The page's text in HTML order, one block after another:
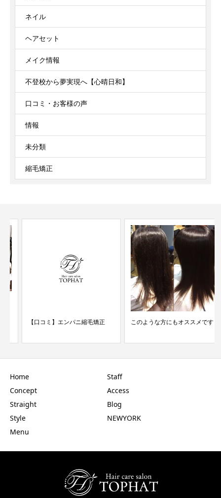
ネイル
ヘアセット
メイク情報
不登校から夢実現へ【心晴日和】
口コミ・お客様の声
情報
未分類
縮毛矯正
【口コミ】エンパニ縮毛矯正 このような方にもオススメです
Home
Concept
Straight
Style
Menu
Staff
Access
Blog
NEWYORK